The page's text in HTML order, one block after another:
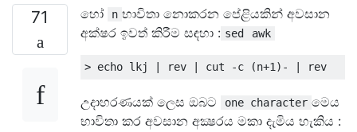
71 හෝ n භාවිතා නොකරන පේළියකින් අවසාන
අක්ෂර ඉවත් කිරීම සඳහා : sed awk
> echo lkj rev cut -c (n+1 )- rev
උදාහරණයක් ලෙස ඔබට one character මෙය
භාවිතා කර අවසාන අක්‍ෂරය මකා දැමිය හැකිය :